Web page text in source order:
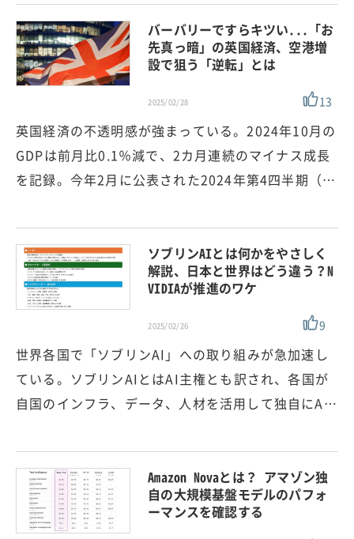
バーバリーですらキツい...「お
先真っ暗」の英国経済、空港増
設で狙う「逆転」とは
2025/02/28 13
英国経済の不透明感が強まっている。2024年10月の
GDPは前月比0.1％減で、2カ月連続のマイナス成長
を記録。今年2月に公表された2024年第4四半期（…
ソブリンAIとは何かをやさしく
解説、日本と世界はどう違う？N
VIDIAが推進のワケ
2025/02/26 9
世界各国で「ソブリンAI」への取り組みが急加速し
ている。ソブリンAIとはAI主権とも訳され、各国が
自国のインフラ、データ、人材を活用して独自にA…
Amazon Novaとは？ アマゾン独
自の大規模基盤モデルのパフォ
ーマンスを確認する